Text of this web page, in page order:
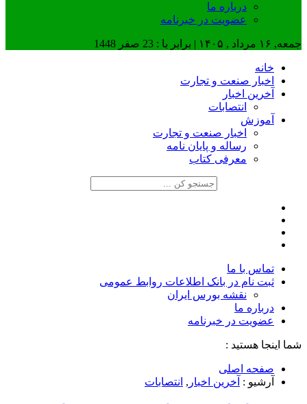
درباره ما
عضويت در خبرنامه
جمعه, ۱۶ مرداد , ۱۴۰۵ | برابر با : 23 صفر 1448
خانه
اخبار صنعت و تجارت
آخرین اخبار
انتصابات
آموزش
اخبار صنعت و تجارت
رساله و پایان نامه
معرفی کتاب
تماس با ما
ثبت نام در بانک اطلاعات روابط عمومی
نقشه بورس ایران
درباره ما
عضويت در خبرنامه
شما اینجا هستید :
صفحه اصلی
آرشیو : آخرین اخبار , انتصابات